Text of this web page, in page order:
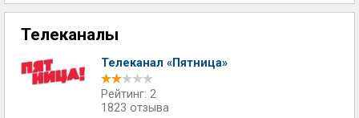
Телеканалы
Телеканал «Пятница»
Рейтинг: 2
1823 отзыва